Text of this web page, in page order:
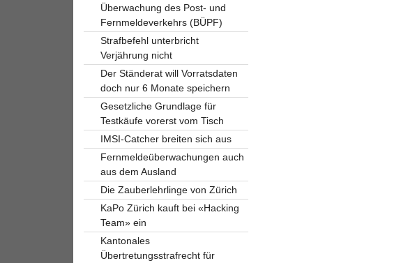
Überwachung des Post- und
Fernmeldeverkehrs (BÜPF)
Strafbefehl unterbricht
Verjährung nicht
Der Ständerat will Vorratsdaten
doch nur 6 Monate speichern
Gesetzliche Grundlage für
Testkäufe vorerst vom Tisch
IMSI-Catcher breiten sich aus
Fernmeldeüberwachungen auch
aus dem Ausland
Die Zauberlehrlinge von Zürich
KaPo Zürich kauft bei «Hacking
Team» ein
Kantonales
Übertretungsstrafrecht für